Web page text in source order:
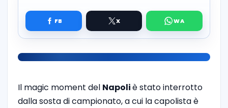
Il magic moment del Napoliè stato interrotto
dalla sosta di campionato, a cui la capolista è